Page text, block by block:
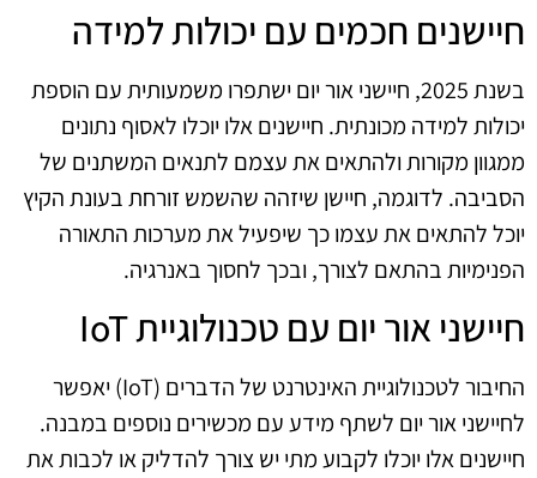
חיישנים חכמים עם יכולות למידה
בשנת 2025, חיישני אור יום ישתפרו משמעותית עם הוספת
יכולות למידה מכונתית. חיישנים אלו יוכלו לאסוף נתונים
ממגוון מקורות ולהתאים את עצמם לתנאים המשתנים של
הסביבה. לדוגמה, חיישן שיזהה שהשמש זורחת בעונת הקיץ
יוכל להתאים את עצמו כך שיפעיל את מערכות התאורה
הפנימיות בהתאם לצורך, ובכך לחסוך באנרגיה.
חיישני אור יום עם טכנולוגיית IoT
החיבור לטכנולוגיית האינטרנט של הדברים (IoT) יאפשר
לחיישני אור יום לשתף מידע עם מכשירים נוספים במבנה.
חיישנים אלו יוכלו לקבוע מתי יש צורך להדליק או לכבות את